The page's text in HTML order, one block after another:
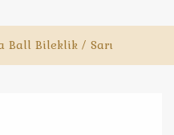
Ball Bileklik / Sarı